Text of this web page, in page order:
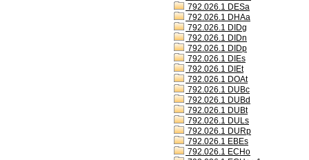
792.026.1 DESa
792.026.1 DHAa
792.026.1 DIDg
792.026.1 DIDn
792.026.1 DIDp
792.026.1 DIEs
792.026.1 DIEt
792.026.1 DOAt
792.026.1 DUBc
792.026.1 DUBd
792.026.1 DUBt
792.026.1 DULs
792.026.1 DURp
792.026.1 EBEs
792.026.1 ECHo